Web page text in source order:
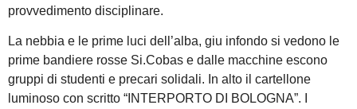
provvedimento disciplinare.
La nebbia e le prime luci dell’alba, giu infondo si vedono le
prime bandiere rosse Si.Cobas e dalle macchine escono
gruppi di studenti e precari solidali. In alto il cartellone
luminoso con scritto “INTERPORTO DI BOLOGNA”. I